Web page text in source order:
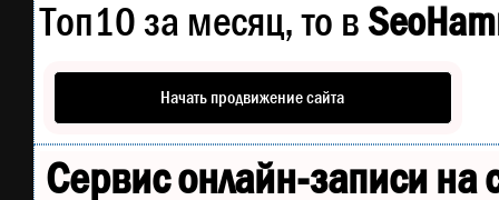
Топ10 за месяц, то в
Начать продвижение сайта
Сервис онлайн-записи на